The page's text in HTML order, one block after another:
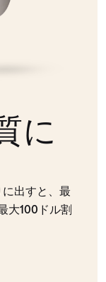
に
に出すと、最
大100ドル割